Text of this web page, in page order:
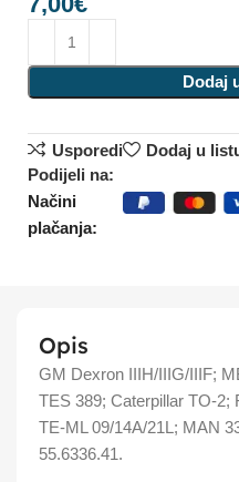
Dodaj
Usporedi
Dodaj u
Podijeli na:
Načini
plačanja:
Opis
GM Dexron IIIH/IIIG/IIIF;
TES 389; Caterpillar TO-
TE-ML 09/14A/21L; MAN
55.6336.41.